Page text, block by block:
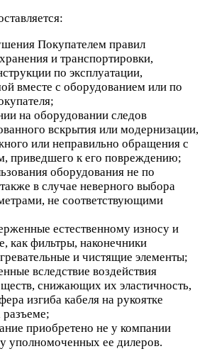
Покупателем правил
и транспортировки,
по эксплуатации,
вместе с оборудованием или по
на оборудовании следов
вскрытия или модернизации,
или неправильно обращения с
приведшего к его повреждению;
оборудования не по
в случае неверного выбора
не соответствующими
естественному износу и
как фильтры, наконечники
и чистящие элементы;
вследствие воздействия
снижающих их эластичность,
изгиба кабеля на рукоятке
разъеме;
приобретено не у компании
уполномоченных ее дилеров.